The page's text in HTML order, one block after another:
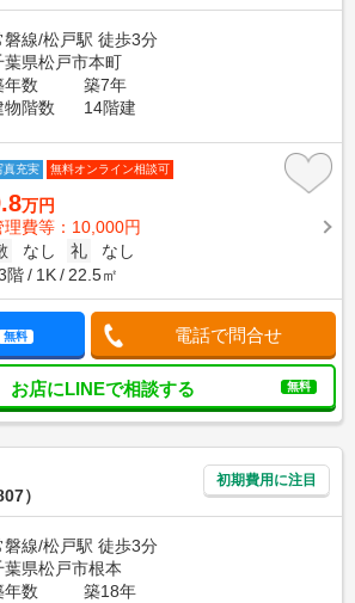
磐線/松戸駅 徒歩3分
葉県松戸市本町
年数
築7年
物階数
14階建
真充実 無料オンライン相談可
万円
理費等：10,000円
なし 礼
なし
階
1K 22.5㎡
無料 電話で問合せ
お店にLINEで相談する 無料
）
初期費用に注目
磐線/松戸駅 徒歩3分
葉県松戸市根本
年数
築18年